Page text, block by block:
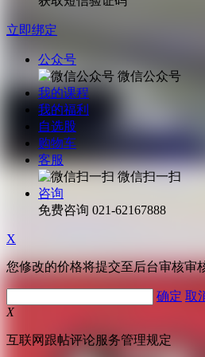
立即绑定
公众号
微信公众号
我的课程
我的福利
自选股
购物车
客服
微信扫一扫
咨询
免费咨询 021-62167888
X
您修改的价格将提交至后台审核审
确定 取
X
互联网跟帖评论服务管理规定